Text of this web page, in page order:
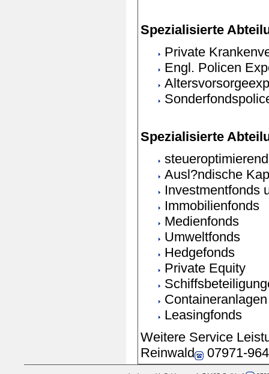
Spezialisierte
Private
Engl. Policen
Spezialisierte
Ausl?ndische
Investmentfonds
Immobilienfonds
Medienfonds
Umweltfonds
Hedgefonds
Private Equity
Containeranlagen
Leasingfonds
Weitere Service
Reinwald
07971-